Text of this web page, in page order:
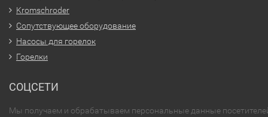
Kromschroder
Сопутствующее оборудование
Насосы для горелок
Горелки
СОЦСЕТИ
Мы получаем и обрабатываем персональные данные